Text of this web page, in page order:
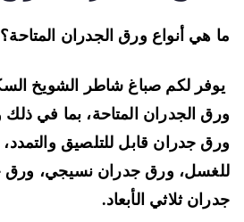
هي أنواع ورق الجدران المتاحة؟
لكم صباغ شاطر الشويخ السكنية
الجدران المتاحة، بما في ذلك
جدران قابل للتلصيق والتمدد،
ورق جدران نسيجي، ورق
ثلاثي الأبعاد.